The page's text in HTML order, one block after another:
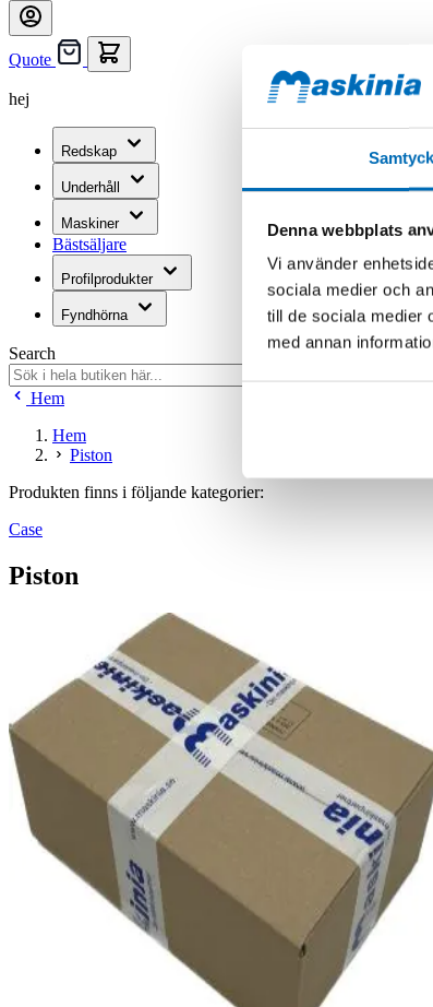
Denna webbplats
Vi använder
sociala medier och
till de sociala medier
med annan
Quote
hej
Redskap
Underhåll
Maskiner
Bästsäljare
Profilprodukter
Fyndhörna
Search
Hem
Hem
Piston
Produkten finns i följande kategorier:
Case
Piston